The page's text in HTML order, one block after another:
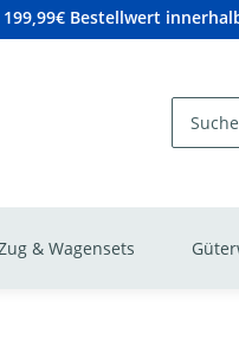
Bestellwert
& Wagensets